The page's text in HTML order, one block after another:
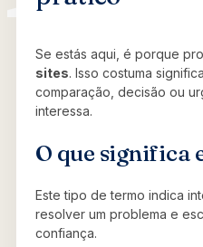
Se estás aqui, é porque
sites. Isso costuma
comparação, decisão ou
interessa.
O que significa
Este tipo de termo indica
resolver um problema e
confiança.